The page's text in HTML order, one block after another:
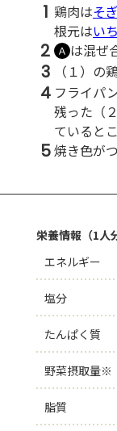
1 鶏肉はそ
根元はい
2 Ａ は混ぜ
3 （１）の
4 フライパ
残った（
ていると
5焼き色が
栄養情報（1人
エネルギー
塩分
たんぱく質
野菜摂取量※
脂質